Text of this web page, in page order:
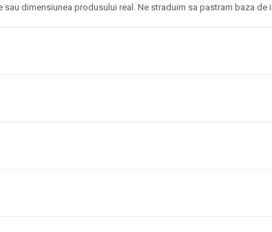
dimensiunea produsului real. Ne straduim sa pastram baza de